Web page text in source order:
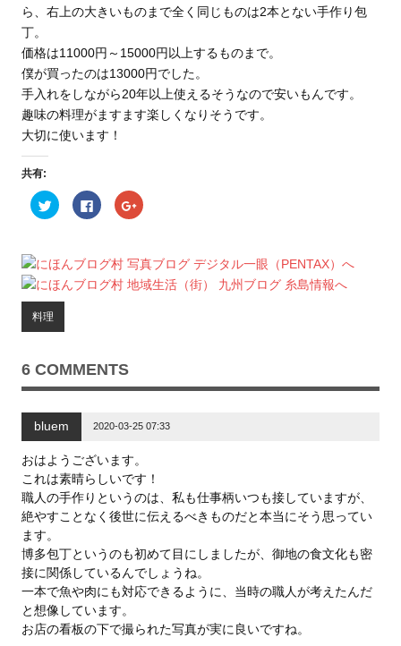
ら、右上の大きいものまで全く同じものは2本とない手作り包
丁。
価格は11000円～15000円以上するものまで。
僕が買ったのは13000円でした。
手入れをしながら20年以上使えるそうなので安いもんです。
趣味の料理がますます楽しくなりそうです。
大切に使います！
共有:
ク
リ
T
w
i
t
e
r
有
(
新
し
ウ
ィ
ン
ウ
で
開
き
ま
す
)
F
a
o
で
ク
リ
ッ
ク
く
い
新
し
い
ウ
ィ
ド
ウ
で
開
き
ま
す
)
ク
リ
て
G
o
o
新
し
ィ
ウ
で
開
き
ま
す
)
料理
6 COMMENTS
bluem 2020-03-25 07:33
おはようございます。
これは素晴らしいです！
職人の手作りというのは、私も仕事柄いつも接していますが、
絶やすことなく後世に伝えるべきものだと本当にそう思ってい
ます。
博多包丁というのも初めて目にしましたが、御地の食文化も密
接に関係しているんでしょうね。
一本で魚や肉にも対応できるように、当時の職人が考えたんだ
と想像しています。
お店の看板の下で撮られた写真が実に良いですね。